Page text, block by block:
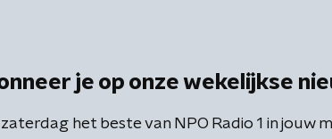
je op onze wekelijkse
zaterdag het beste van NPO Radio 1 in jouw